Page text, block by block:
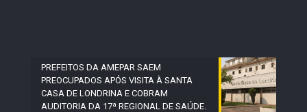
PREFEITOS DA AMEPAR SAEM
PREOCUPADOS APÓS VISITA À SANTA
CASA DE LONDRINA E COBRAM
AUDITORIA DA 17ª REGIONAL DE SAÚDE.